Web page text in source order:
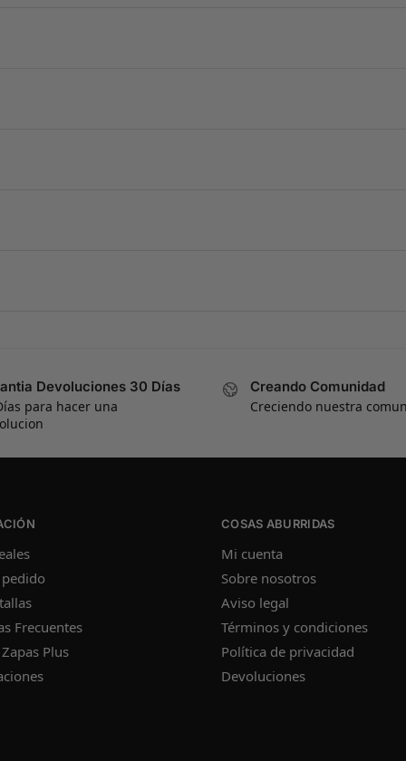
Devoluciones 30 Días
para hacer una
Creando Comunidad
Creciendo nuestra
Frecuentes
Plus
COSAS ABURRIDAS
Mi cuenta
Sobre nosotros
Aviso legal
Términos y condiciones
Política de privacidad
Devoluciones